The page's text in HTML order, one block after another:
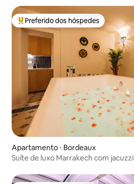
Entre os melhores preferidos dos
Preferido dos hóspedes
Apartamento ⋅ Bordeaux
Suíte de luxo Marrakech com